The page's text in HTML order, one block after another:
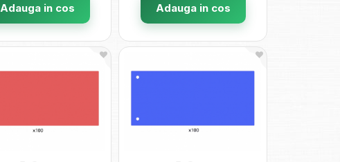
Adauga in cos Adauga in cos